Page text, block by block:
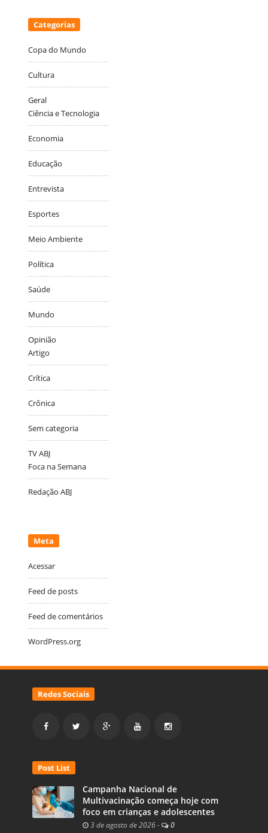
Categorias
Copa do Mundo
Cultura
Geral
Ciência e Tecnologia
Economia
Educação
Entrevista
Esportes
Meio Ambiente
Política
Saúde
Mundo
Opinião
Artigo
Crítica
Crônica
Sem categoria
TV ABJ
Foca na Semana
Redação ABJ
Meta
Acessar
Feed de posts
Feed de comentários
WordPress.org
Redes Sociais
Post List
Campanha Nacional de
Multivacinação começa hoje com
foco em crianças e adolescentes
3 de agosto de 2026 - 0